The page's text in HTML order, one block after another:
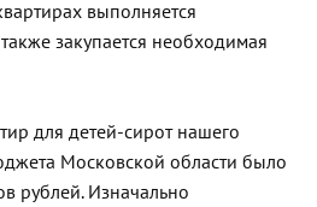
выполняется
закупается необходимая
для детей-сирот нашего
Московской области было
рублей. Изначально